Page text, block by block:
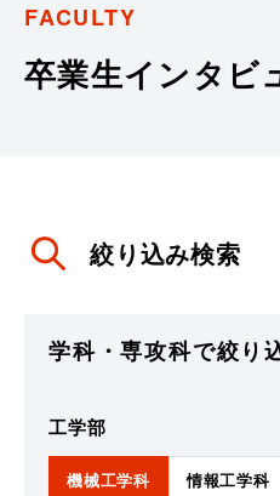
FACULTY
卒業生インタビ
絞り込み検索
学科・専攻科で絞り
工学部
機械工学科 情報工学科